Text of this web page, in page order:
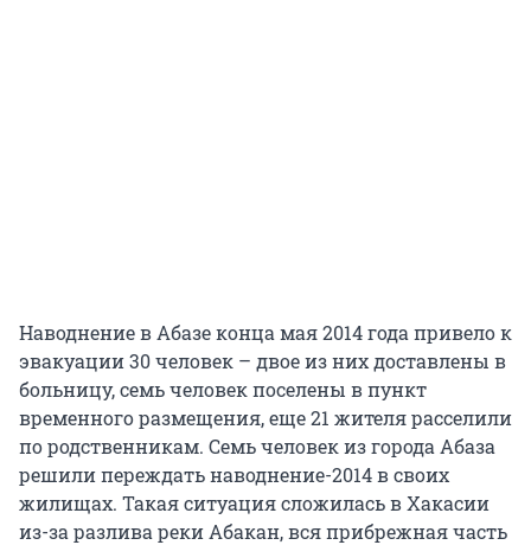
Наводнение в Абазе конца мая 2014 года привело к
эвакуации 30 человек – двое из них доставлены в
больницу, семь человек поселены в пункт
временного размещения, еще 21 жителя расселили
по родственникам. Семь человек из города Абаза
решили переждать наводнение-2014 в своих
жилищах. Такая ситуация сложилась в Хакасии
из-за разлива реки Абакан, вся прибрежная часть